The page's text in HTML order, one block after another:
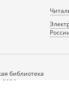
библиотека
2026